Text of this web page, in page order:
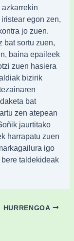
egon zen,
jo zuen.
bat sortu zuen,
baina epaileek
zuen hasiera
bizirik
bat
zen atepean
jaurtitako
harrapatu zuen
igo
taldekideak
HURRENGOA